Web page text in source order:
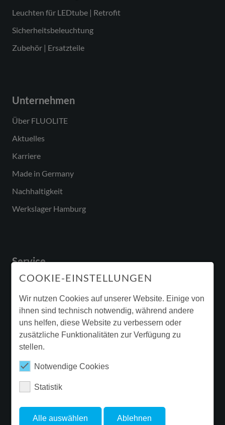
Leuchten für LEDtube | Retrofit
Sicherheitsbeleuchtung
Zubehör | Ersatzteile
Unternehmen
Über FLUOLITE
Aktuelles
Karriere
Made in Germany
Nachhaltigkeit
Werkslager Hamburg
Service
Downloads & Broschüren
Garantie
Beleuchtungssanierung
Ergänzende Produktinformationen
Newsletter
FOLGE FLUOLITE
COOKIE-EINSTELLUNGEN
Wir nutzen Cookies auf unserer Website. Einige von
ihnen sind technisch notwendig, während andere
uns helfen, diese Website zu verbessern oder
zusätzliche Funktionalitäten zur Verfügung zu
stellen.
Notwendige Cookies
Statistik
Alle auswählen Ablehnen